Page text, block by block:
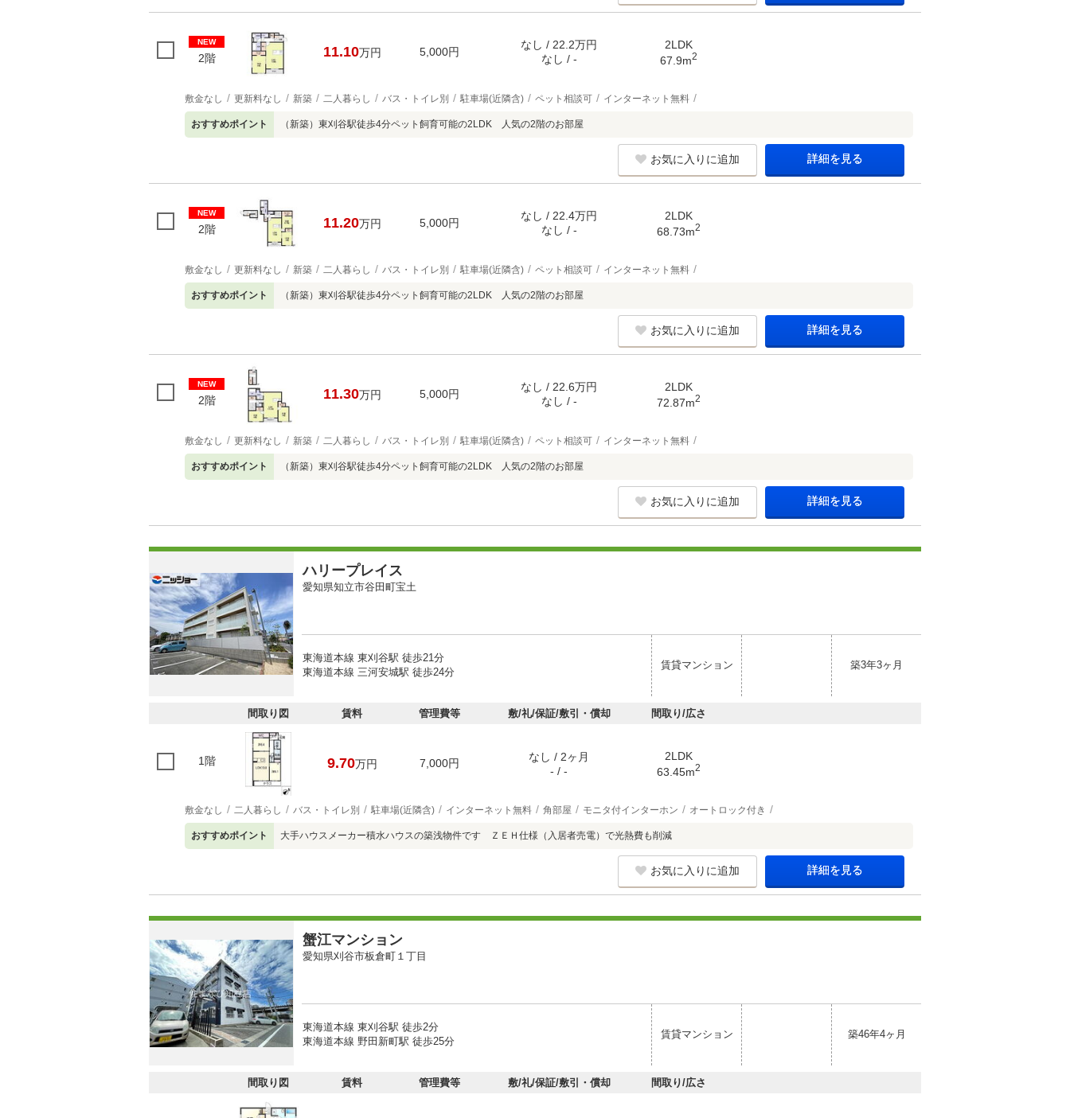
NEW
2階 11.10万円 5,000円
なし / 22.2万円
なし / -
2LDK
67.9m2
敷金なし 更新料なし 新築 二人暮らし バス・トイレ別 駐車場(近隣含) ペット相談可 インターネット無料
おすすめポイント （新築）東刈谷駅徒歩4分ペット飼育可能の2LDK 人気の2階のお部屋
お気に入りに追加 詳細を見る
NEW
2階 11.20万円 5,000円
なし / 22.4万円
なし / -
2LDK
68.73m2
敷金なし 更新料なし 新築 二人暮らし バス・トイレ別 駐車場(近隣含) ペット相談可 インターネット無料
おすすめポイント （新築）東刈谷駅徒歩4分ペット飼育可能の2LDK 人気の2階のお部屋
お気に入りに追加 詳細を見る
NEW
2階 11.30万円 5,000円
なし / 22.6万円
なし / -
2LDK
72.87m2
敷金なし 更新料なし 新築 二人暮らし バス・トイレ別 駐車場(近隣含) ペット相談可 インターネット無料
おすすめポイント （新築）東刈谷駅徒歩4分ペット飼育可能の2LDK 人気の2階のお部屋
お気に入りに追加 詳細を見る
ハリープレイス
愛知県知立市谷田町宝土
東海道本線 東刈谷駅 徒歩21分
東海道本線 三河安城駅 徒歩24分
賃貸マンション 築3年3ヶ月
間取り図 賃料 管理費等 敷/礼/保証/敷引・償却 間取り/広さ
1階 9.70万円 7,000円
なし / 2ヶ月
- / -
2LDK
63.45m2
敷金なし 二人暮らし バス・トイレ別 駐車場(近隣含) インターネット無料 角部屋 モニタ付インターホン オートロック付き
おすすめポイント 大手ハウスメーカー積水ハウスの築浅物件です ＺＥＨ仕様（入居者売電）で光熱費も削減
お気に入りに追加 詳細を見る
蟹江マンション
愛知県刈谷市板倉町１丁目
東海道本線 東刈谷駅 徒歩2分
東海道本線 野田新町駅 徒歩25分
賃貸マンション 築46年4ヶ月
間取り図 賃料 管理費等 敷/礼/保証/敷引・償却 間取り/広さ